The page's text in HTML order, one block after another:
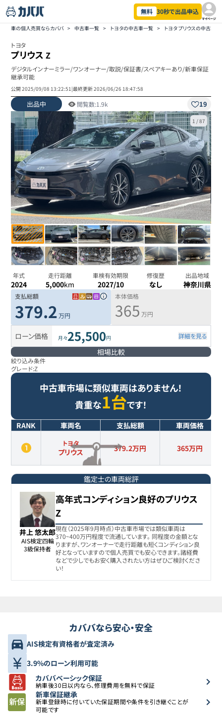
無料 30秒で出品申込
マイページ
車の個人売買ならカババ > 中古車一覧 > トヨタの中古車一覧 > トヨタ プリウスの中古車
トヨタ
プリウス Z
デジタルインナーミラー/ワンオーナー/取説/保証書/スペアキーあり/新車保証
継承可能
公開2025/09/08 13:22:51|最終更新2026/06/26 18:47:58
出品中 閲覧数:1.9k 19
1 /87
年式
2024
走行距離
5,000km
車検有効期限
2027/10
修復歴
なし
出品地域
神奈川県
支払総額
379.2 万円
本体価格
365 万円
ローン価格 月々25,500円 詳細を見る
相場比較
絞り込み条件
グレード:Z
中古車市場に類似車両はありません！
貴重な1台です！
RANK 車両名 支払総額 車両価格
トヨタ
プリウス 379.2万円 365万円
鑑定士の車両総評
井上 悠太郎
AIS検定四輪
3級保持者
高年式コンディション良好のプリウス
Z
現在（2025年9月時点）中古車市場では類似車両は
370~400万円程度で流通しています。 同程度の金額とな
りますが、ワンオーナーで走行距離も短くコンディション良
好となっていますので個人売買でも安心できます。諸経費
などで少しでもお安く購入されたい方はぜひご検討くださ
い！
カババなら安心・安全
AIS検定有資格者が査定済み
3.9%のローン利用可能
カババベーシック保証
納車後30日以内なら、修理費用を無料で保証
新車保証継承
新車登録時に付いていた保証期間や条件を引き継ぐことが
可能です